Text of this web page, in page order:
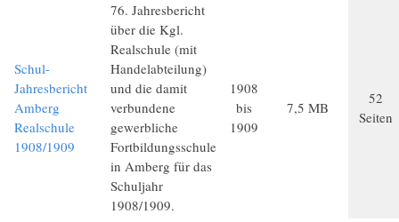
Schul-
Jahresbericht
Amberg
Realschule
1908/1909
76. Jahresbericht
über die Kgl.
Realschule (mit
Handelabteilung)
und die damit
verbundene
gewerbliche
Fortbildungsschule
in Amberg für das
Schuljahr
1908/1909.
1908
bis
1909
7,5 MB
52
Seiten